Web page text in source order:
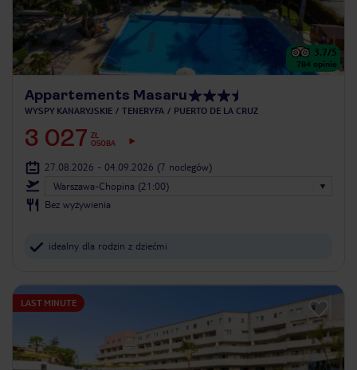
3.7/5
784 opinie
Appartements Masaru
WYSPY KANARYJSKIE TENERYFA PUERTO DE LA CRUZ
3 027 ZŁ
OSOBA
27.08.2026 - 04.09.2026 (7 noclegów)
Warszawa-Chopina (21:00)
Bez wyżywienia
idealny dla rodzin z dziećmi
LAST MINUTE